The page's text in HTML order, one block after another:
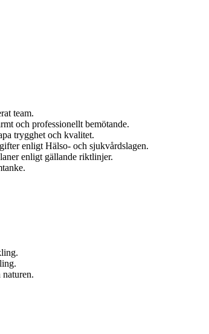
team.
och professionellt bemötande.
trygghet och kvalitet.
enligt Hälso- och sjukvårdslagen.
enligt gällande riktlinjer.